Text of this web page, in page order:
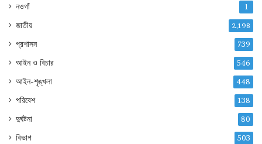
নওগাঁ 1
জাতীয় 2,198
প্রশাসন 739
আইন ও বিচার 546
আইন-শৃঙ্খলা 448
পরিবেশ 138
দুর্ঘটনা 80
বিভাগ 503